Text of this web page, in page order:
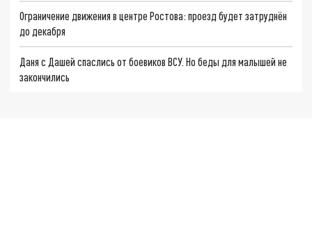
Ограничение движения в центре Ростова: проезд будет затруднён
до декабря
Даня с Дашей спаслись от боевиков ВСУ. Но беды для малышей не
закончились